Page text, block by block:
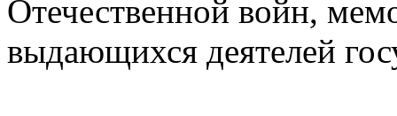
Отечественной войн,
выдающихся деятелей